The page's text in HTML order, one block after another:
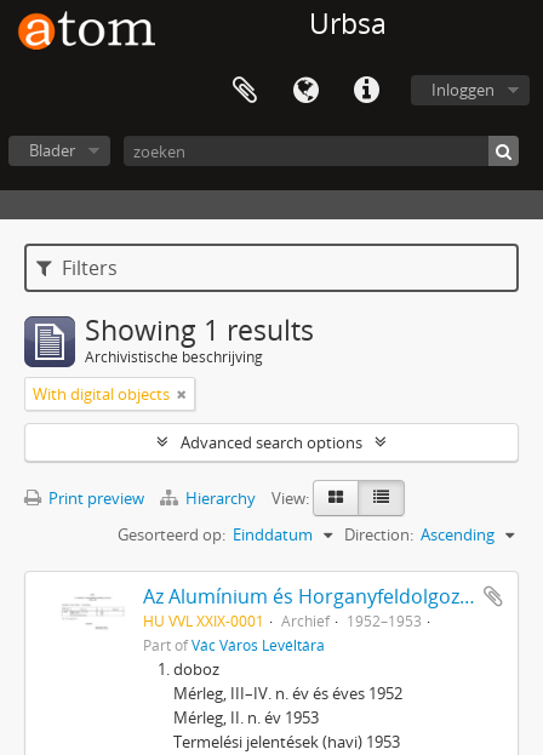
Urbsa
Inloggen
Blader
Filters
Showing 1 results
Archivistische beschrijving
With digital objects
Advanced search options
Print preview Hierarchy
View:
Gesorteerd op: Einddatum Direction: Ascending
Az Alumínium és Horganyfeldolgozó Vállalat, Vác iratai
HU VVL XXIX-0001 Archief
1952–1953
Part ofVác Város Levéltára
doboz
Mérleg, III–IV. n. év és éves 1952
Mérleg, II. n. év 1953
Termelési jelentések (havi) 1953